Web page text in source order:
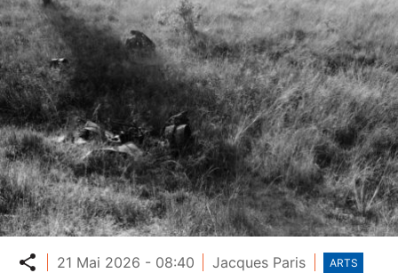
Partager
21 Mai 2026 - 08:40 Jacques Paris ARTS